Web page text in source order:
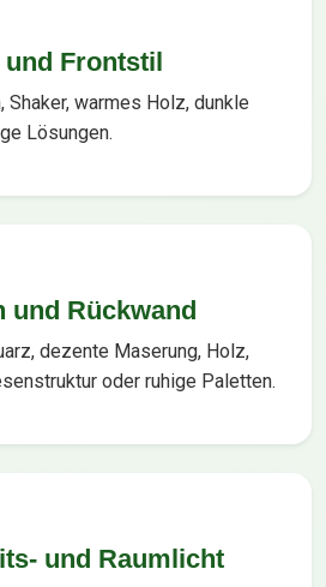
Frontstil
Shaker, warmes Holz, dunkle
Lösungen.
und Rückwand
dezente Maserung, Holz,
oder ruhige Paletten.
und Raumlicht